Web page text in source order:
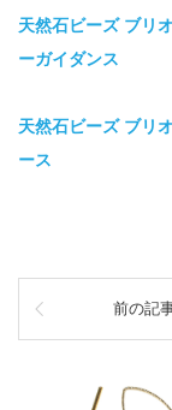
天然石ビーズ ブリ
ーガイダンス
天然石ビーズ ブリ
ース
前の記